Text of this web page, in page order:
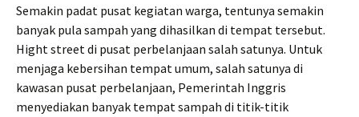
Semakin padat pusat kegiatan warga, tentunya semakin
banyak pula sampah yang dihasilkan di tempat tersebut.
Hight street di pusat perbelanjaan salah satunya. Untuk
menjaga kebersihan tempat umum, salah satunya di
kawasan pusat perbelanjaan, Pemerintah Inggris
menyediakan banyak tempat sampah di titik-titik